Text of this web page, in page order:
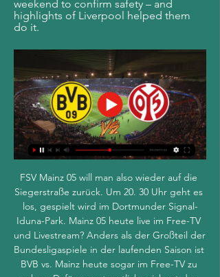
weekend to confirm safety – and
highlights of Liverpool helped them
do it.
FSV Mainz 05 will man also wieder auf die
Siegerstraße zurück. Um 20. 30 Uhr geht es
los, gespielt wird im Dortmunder Signal-
Iduna-Park. Mainz 05 heute live im Free-TV
und Livestream? Anders als der Großteil der
Bundesligaspiele in der laufenden Saison ist
BVB vs. Mainz heute sogar im Free-TV zu